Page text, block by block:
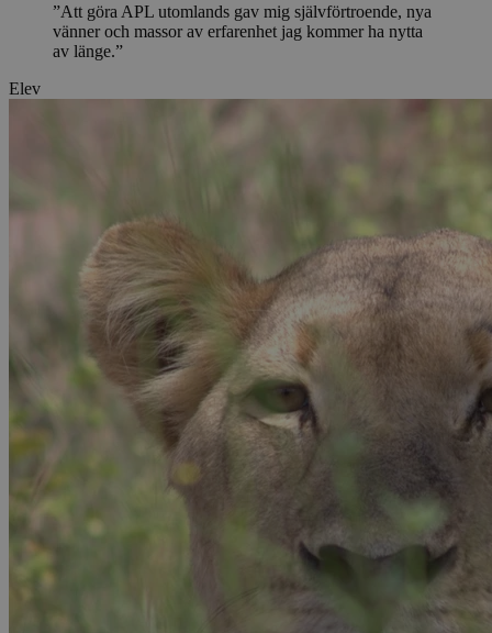
”Att göra APL utomlands gav mig självförtroende, nya
vänner och massor av erfarenhet jag kommer ha nytta
av länge.”
Elev